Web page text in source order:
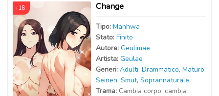
+18 Change
Tipo: Manhwa
Stato: Finito
Autore: Geulimae
Artista: Geulae
Generi: Adulti, Drammatico, Maturo,
Seinen, Smut, Soprannaturale
Trama: Cambia corpo, cambia